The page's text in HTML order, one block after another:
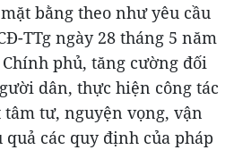
bằng theo như yêu cầu
TTg ngày 28 tháng 5 năm
phủ, tăng cường đối
dân, thực hiện công tác
tư, nguyện vọng, vận
các quy định của pháp